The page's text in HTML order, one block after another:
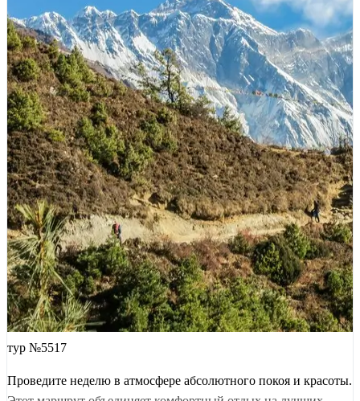
тур №5517
Проведите неделю в атмосфере абсолютного покоя и красоты.